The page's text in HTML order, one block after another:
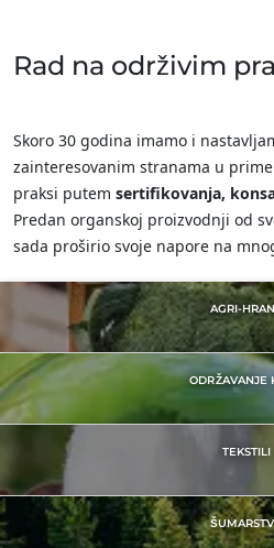
Индија (енглески)
Amerika
Аргентина (шпански)
Бразил (португалски)
Канада (енглески)
Канада (француски)
Колумбија (шпански)
Мексико (шпански)
(шпански)
Сједињене
Државе (енглески)
Чиле
Rad na održivim
Skoro 30 godina imamo i
zainteresovanim stranama u
praksi putem sertifikovanja,
Predan organskoj proizvodnji od
sada proširio svoje napore na
AGRI-
ODRŽAVANJE
TEKSTILI